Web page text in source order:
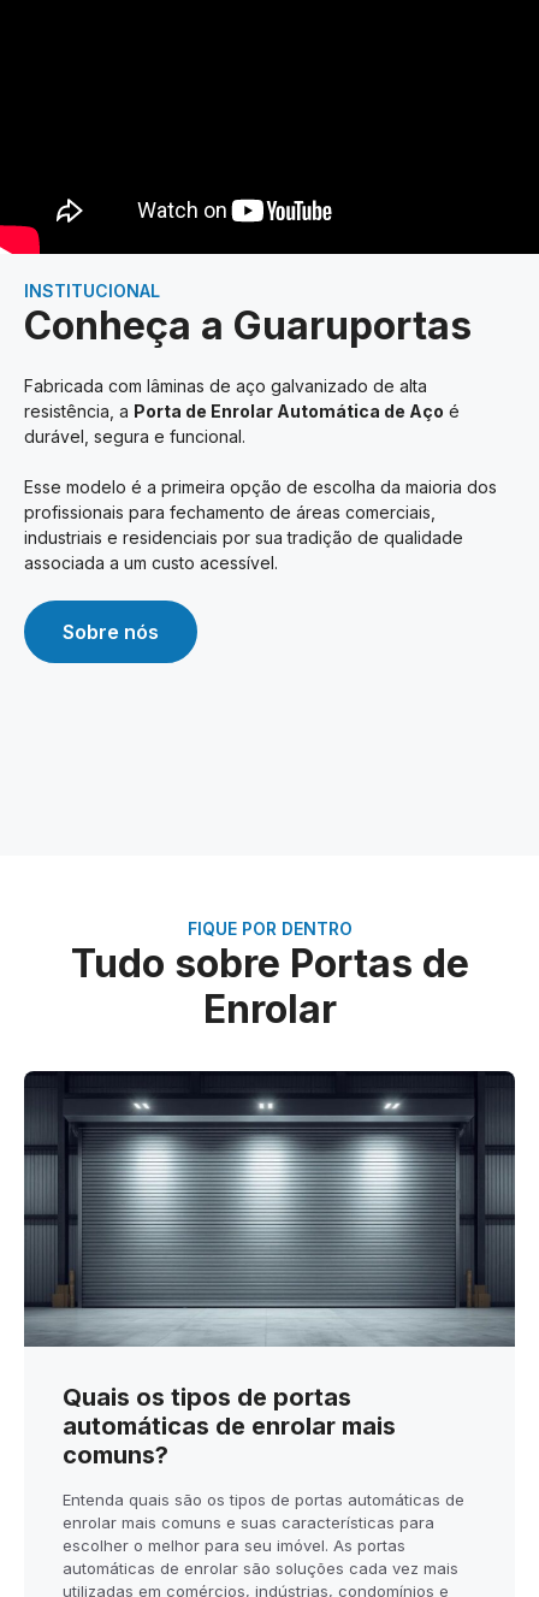
INSTITUCIONAL
Conheça a Guaruportas
Fabricada com lâminas de aço galvanizado de alta
resistência, a Porta de Enrolar Automática de Aço é
durável, segura e funcional.
Esse modelo é a primeira opção de escolha da maioria dos
profissionais para fechamento de áreas comerciais,
industriais e residenciais por sua tradição de qualidade
associada a um custo acessível.
Sobre nós
FIQUE POR DENTRO
Tudo sobre Portas de
Enrolar
Quais os tipos de portas
automáticas de enrolar mais
comuns?
Entenda quais são os tipos de portas automáticas de
enrolar mais comuns e suas características para
escolher o melhor para seu imóvel. As portas
automáticas de enrolar são soluções cada vez mais
utilizadas em comércios, indústrias, condomínios e